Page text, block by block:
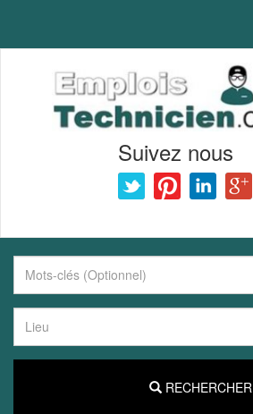
Suivez nous
RECHERCHER